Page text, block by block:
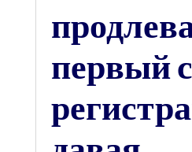
первый